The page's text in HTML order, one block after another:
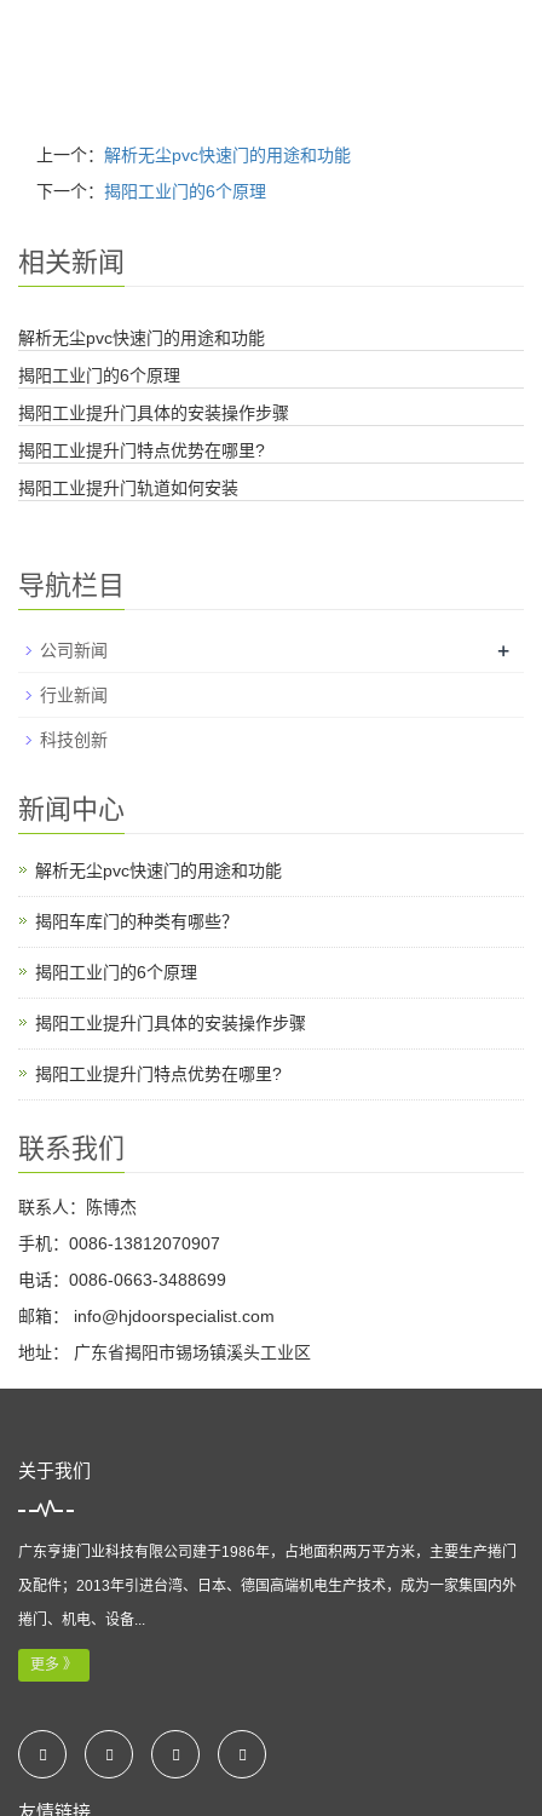
上一个： 解析无尘pvc快速门的用途和功能
下一个： 揭阳工业门的6个原理
相关新闻
解析无尘pvc快速门的用途和功能
揭阳工业门的6个原理
揭阳工业提升门具体的安装操作步骤
揭阳工业提升门特点优势在哪里?
揭阳工业提升门轨道如何安装
导航栏目
公司新闻 +
行业新闻
科技创新
新闻中心
解析无尘pvc快速门的用途和功能
揭阳车库门的种类有哪些？
揭阳工业门的6个原理
揭阳工业提升门具体的安装操作步骤
揭阳工业提升门特点优势在哪里?
联系我们
联系人：陈博杰
手机：0086-13812070907
电话：0086-0663-3488699
邮箱：
info@hjdoorspecialist.com
地址： 广东省揭阳市锡场镇溪头工业区
关于我们
广东亨捷门业科技有限公司建于1986年，占地面积两万平方米，主要生产捲门
及配件；2013年引进台湾、日本、德国高端机电生产技术，成为一家集国内外
捲门、机电、设备...
更多 》